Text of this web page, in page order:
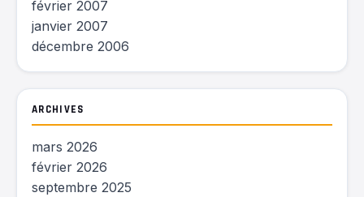
février 2007
janvier 2007
décembre 2006
ARCHIVES
mars 2026
février 2026
septembre 2025